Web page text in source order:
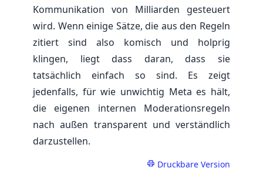
Kommunikation von Milliarden gesteuert
wird. Wenn einige Sätze, die aus den Regeln
zitiert sind also komisch und holprig
klingen, liegt dass daran, dass sie
tatsächlich einfach so sind. Es zeigt
jedenfalls, für wie unwichtig Meta es hält,
die eigenen internen Moderationsregeln
nach außen transparent und verständlich
darzustellen.
Druckbare Version